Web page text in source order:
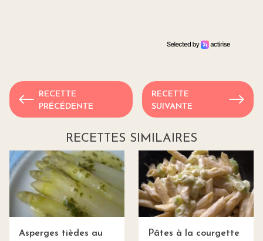
RECETTE
PRÉCÉDENTE
RECETTE
SUIVANTE
RECETTES SIMILAIRES
Asperges tièdes au
Pâtes à la courgette